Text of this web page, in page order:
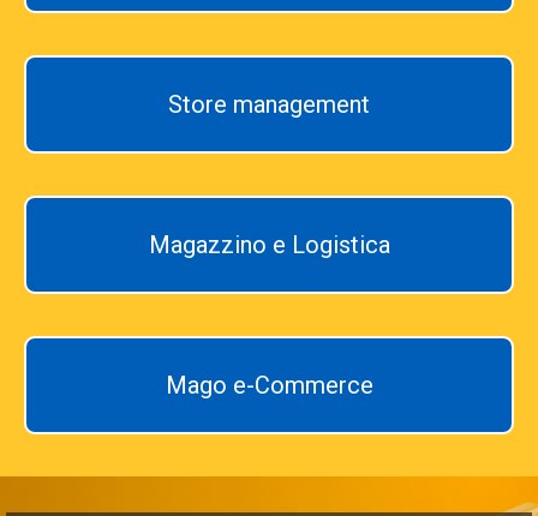
Store management
Magazzino e Logistica
Mago e-Commerce